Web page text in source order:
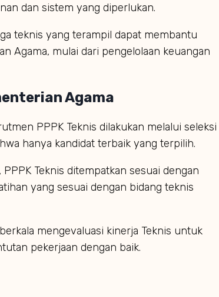
dan sistem yang diperlukan.
teknis yang terampil dapat membantu
Agama, mulai dari pengelolaan keuangan
Agama
PPPK Teknis dilakukan melalui seleksi
hanya kandidat terbaik yang terpilih.
PPPK Teknis ditempatkan sesuai dengan
yang sesuai dengan bidang teknis
mengevaluasi kinerja Teknis untuk
pekerjaan dengan baik.